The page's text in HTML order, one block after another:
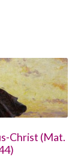
Christ (Mat.